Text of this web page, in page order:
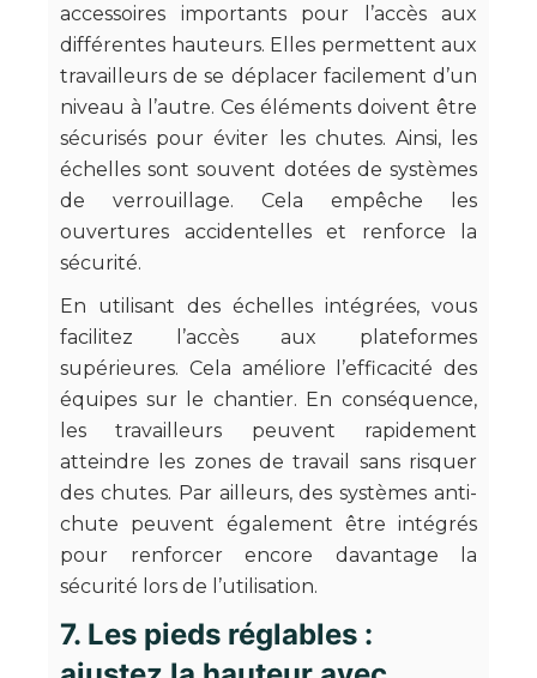
accessoires importants pour l’accès aux
différentes hauteurs. Elles permettent aux
travailleurs de se déplacer facilement d’un
niveau à l’autre. Ces éléments doivent être
sécurisés pour éviter les chutes. Ainsi, les
échelles sont souvent dotées de systèmes
de verrouillage. Cela empêche les
ouvertures accidentelles et renforce la
sécurité.
En utilisant des échelles intégrées, vous
facilitez l’accès aux plateformes
supérieures. Cela améliore l’efficacité des
équipes sur le chantier. En conséquence,
les travailleurs peuvent rapidement
atteindre les zones de travail sans risquer
des chutes. Par ailleurs, des systèmes anti-
chute peuvent également être intégrés
pour renforcer encore davantage la
sécurité lors de l’utilisation.
7. Les pieds réglables :